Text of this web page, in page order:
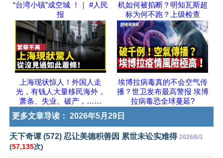
“台湾小镇”成空城 ！｜ #人民
报
机如何被掐断？明知瓦斯超
标为何不跑？上级检查
上海现状惊人！外国人走
光，有钱人大量移民海外，
萧条、失业、破产，……
埃博拉病毒真的不会空气传
播？世卫发布最高警报 埃博
拉病毒恐全球蔓延?
更多文章导读： 2026年5月29日
天下奇谭 (572) 忍让美德积善因 累世未讼实难得 2026/6/1
(57,135次)